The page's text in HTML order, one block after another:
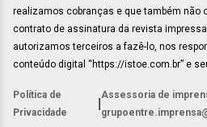
realizamos cobranças e que também não
contrato de assinatura da revista
autorizamos terceiros a fazê-lo, nos
conteúdo digital “https://istoe.com.br” e
Política de
Privacidade
Assessoria de